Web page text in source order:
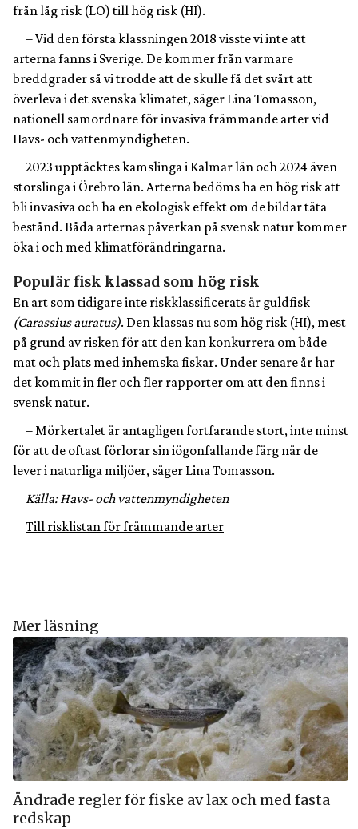
från låg risk (LO) till hög risk (HI).
– Vid den första klassningen 2018 visste vi inte att
arterna fanns i Sverige. De kommer från varmare
breddgrader så vi trodde att de skulle få det svårt att
överleva i det svenska klimatet, säger Lina Tomasson,
nationell samordnare för invasiva främmande arter vid
Havs- och vattenmyndigheten.
2023 upptäcktes kamslinga i Kalmar län och 2024 även
storslinga i Örebro län. Arterna bedöms ha en hög risk att
bli invasiva och ha en ekologisk effekt om de bildar täta
bestånd. Båda arternas påverkan på svensk natur kommer
öka i och med klimatförändringarna.
Populär fisk klassad som hög risk
En art som tidigare inte riskklassificerats är guldfisk
(Carassius auratus). Den klassas nu som hög risk (HI), mest
på grund av risken för att den kan konkurrera om både
mat och plats med inhemska fiskar. Under senare år har
det kommit in fler och fler rapporter om att den finns i
svensk natur.
– Mörkertalet är antagligen fortfarande stort, inte minst
för att de oftast förlorar sin iögonfallande färg när de
lever i naturliga miljöer, säger Lina Tomasson.
Källa: Havs- och vattenmyndigheten
Till risklistan för främmande arter
Mer läsning
Ändrade regler för fiske av lax och med fasta
redskap